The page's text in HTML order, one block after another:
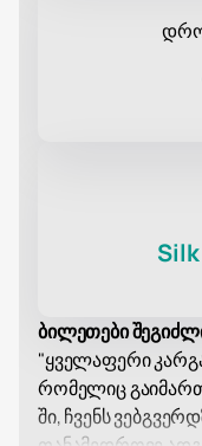
ბილეთები
"ყველაფერი
რომელიც
ში, ჩვენს